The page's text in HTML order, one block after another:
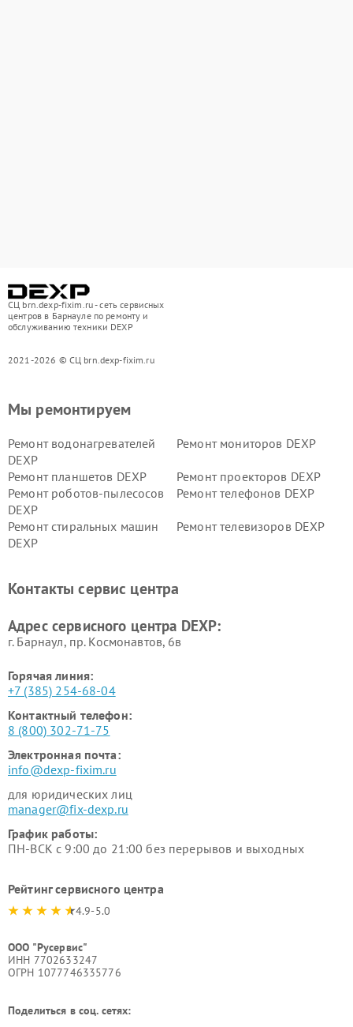
СЦ brn.dexp-fixim.ru - сеть сервисных
центров в Барнауле по ремонту и
обслуживанию техники DEXP
2021-2026 © СЦ brn.dexp-fixim.ru
Мы ремонтируем
Ремонт водонагревателей
DEXP
Ремонт мониторов DEXP
Ремонт планшетов DEXP
Ремонт проекторов DEXP
Ремонт роботов-пылесосов
DEXP
Ремонт телефонов DEXP
Ремонт стиральных машин
DEXP
Ремонт телевизоров DEXP
Ремонт серверов DEXP
Ремонт мини пк DEXP
Контакты сервис центра
Адрес сервисного центра DEXP:
г. Барнаул, ​пр. Космонавтов, 6в
Горячая линия:
+7 (385) 254-68-04
Контактный телефон:
8 (800) 302-71-75
Электронная почта:
info@dexp-fixim.ru
для юридических лиц
manager@fix-dexp.ru
График работы:
ПН-ВСК с 9:00 до 21:00 без перерывов и выходных
Рейтинг сервисного центра
4.9-5.0
ООО "Русервис"
ИНН 7702633247
ОГРН 1077746335776
Поделиться в соц. сетях: